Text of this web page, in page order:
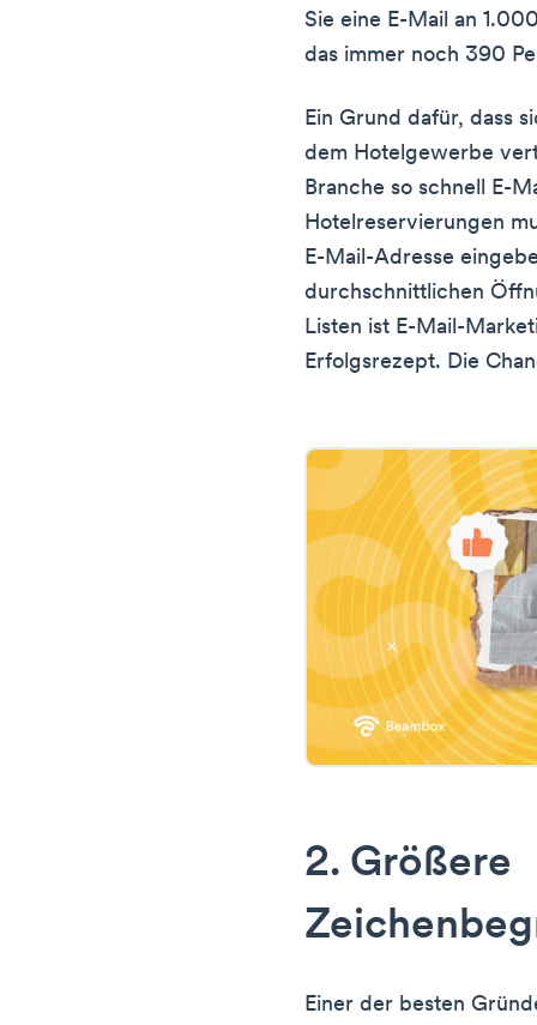
Sie eine E-Mail an
das immer noch 390
Ein Grund dafür, dass
dem Hotelgewerbe
Branche so schnell E-
Hotelreservierungen
E-Mail-Adresse
durchschnittlichen
Listen ist E-Mail-
Erfolgsrezept. Die
2. Größere
Einer der besten